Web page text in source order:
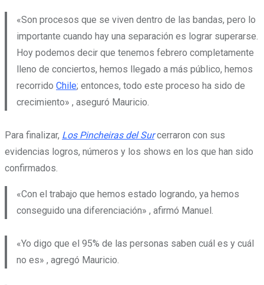
«Son procesos que se viven dentro de las bandas, pero lo
importante cuando hay una separación es lograr superarse.
Hoy podemos decir que tenemos febrero completamente
lleno de conciertos, hemos llegado a más público, hemos
recorrido Chile; entonces, todo este proceso ha sido de
crecimiento» , aseguró Mauricio.
Para finalizar, Los Pincheiras del Surcerraron con sus
evidencias logros, números y los shows en los que han sido
confirmados.
«Con el trabajo que hemos estado logrando, ya hemos
conseguido una diferenciación» , afirmó Manuel.
«Yo digo que el 95% de las personas saben cuál es y cuál
no es» , agregó Mauricio.